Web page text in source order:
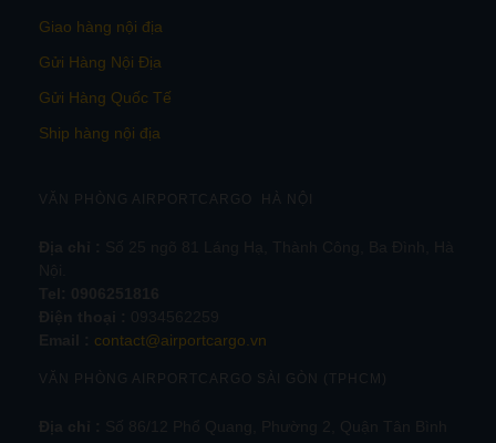
Giao hàng nội địa
Gửi Hàng Nội Địa
Gửi Hàng Quốc Tế
Ship hàng nội địa
VĂN PHÒNG AIRPORTCARGO HÀ NỘI
contact@airportcargo.vn
VĂN PHÒNG AIRPORTCARGO SÀI GÒN (TPHCM)